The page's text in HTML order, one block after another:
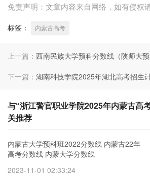
免责声明：文章内容来自网络，如有侵权
标签： 内蒙古高考
上一篇： 西南民族大学预科分数线（陕师大预
下一篇： 湖南科技学院2025年湖北高考招生
与“浙江警官职业学院2025年内蒙古高
关推荐
内蒙古大学预科班2022分数线 内蒙古22年
高考分数线 内蒙大学分数线
2023-11-01 02:33:24